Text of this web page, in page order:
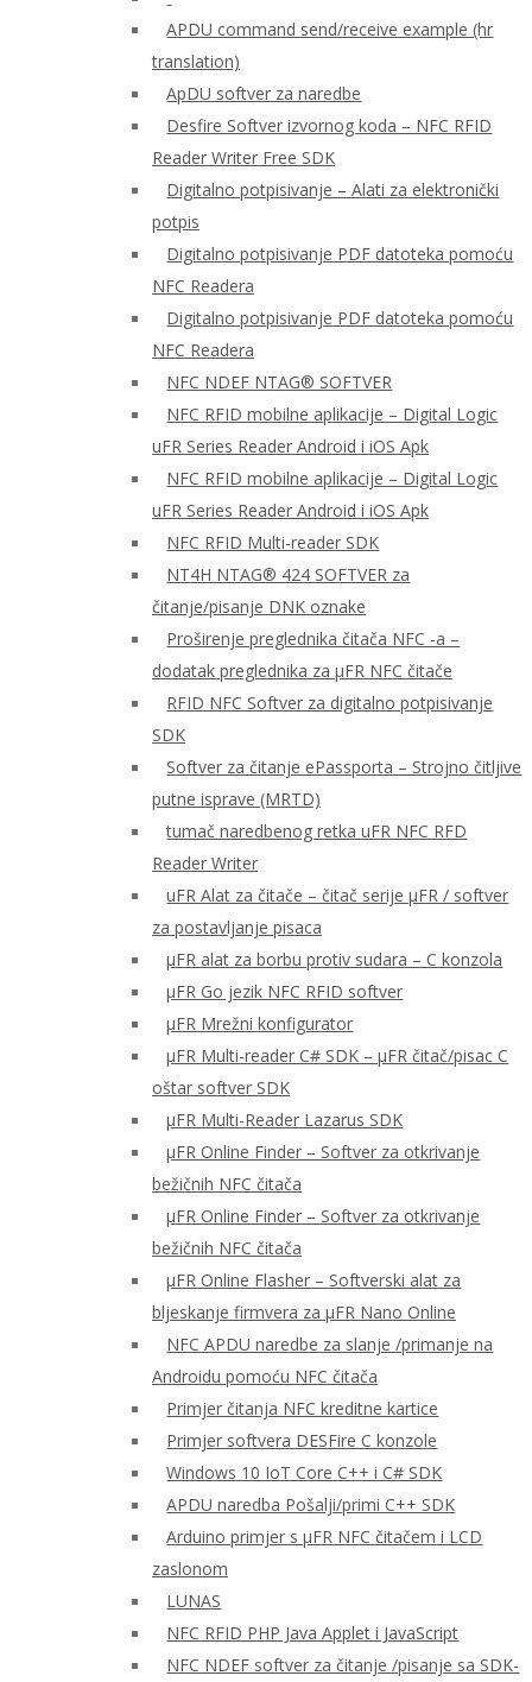
APDU command send/receive example (hr
translation)
ApDU softver za naredbe
Desfire Softver izvornog koda – NFC RFID
Reader Writer Free SDK
Digitalno potpisivanje – Alati za elektronički
potpis
Digitalno potpisivanje PDF datoteka pomoću
NFC Readera
Digitalno potpisivanje PDF datoteka pomoću
NFC Readera
NFC NDEF NTAG® SOFTVER
NFC RFID mobilne aplikacije – Digital Logic
uFR Series Reader Android i iOS Apk
NFC RFID mobilne aplikacije – Digital Logic
uFR Series Reader Android i iOS Apk
NFC RFID Multi-reader SDK
NT4H NTAG® 424 SOFTVER za
čitanje/pisanje DNK oznake
Proširenje preglednika čitača NFC -a –
dodatak preglednika za μFR NFC čitače
RFID NFC Softver za digitalno potpisivanje
SDK
Softver za čitanje ePassporta – Strojno čitljive
putne isprave (MRTD)
tumač naredbenog retka uFR NFC RFD
Reader Writer
uFR Alat za čitače – čitač serije μFR / softver
za postavljanje pisaca
μFR alat za borbu protiv sudara – C konzola
μFR Go jezik NFC RFID softver
μFR Mrežni konfigurator
μFR Multi-reader C# SDK – μFR čitač/pisac C
oštar softver SDK
μFR Multi-Reader Lazarus SDK
μFR Online Finder – Softver za otkrivanje
bežičnih NFC čitača
μFR Online Finder – Softver za otkrivanje
bežičnih NFC čitača
μFR Online Flasher – Softverski alat za
bljeskanje firmvera za μFR Nano Online
NFC APDU naredbe za slanje /primanje na
Androidu pomoću NFC čitača
Primjer čitanja NFC kreditne kartice
Primjer softvera DESFire C konzole
Windows 10 IoT Core C++ i C# SDK
APDU naredba Pošalji/primi C++ SDK
Arduino primjer s μFR NFC čitačem i LCD
zaslonom
LUNAS
NFC RFID PHP Java Applet i JavaScript
NFC NDEF softver za čitanje /pisanje sa SDK-